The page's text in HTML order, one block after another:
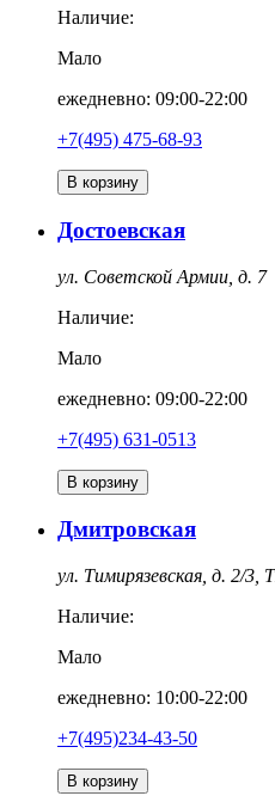
Наличие:
Мало
ежедневно: 09:00-22:00
+7(495) 475-68-93
В корзину
Достоевская
ул. Советской Армии, д. 7
Наличие:
Мало
ежедневно: 09:00-22:00
+7(495) 631-0513
В корзину
Дмитровская
ул. Тимирязевская, д. 2/
Наличие:
Мало
ежедневно: 10:00-22:00
+7(495)234-43-50
В корзину